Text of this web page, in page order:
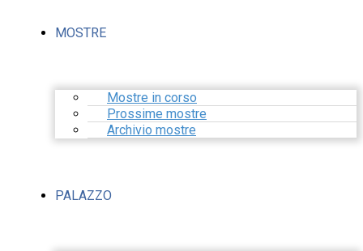
MOSTRE
Mostre in corso
Prossime mostre
Archivio mostre
PALAZZO